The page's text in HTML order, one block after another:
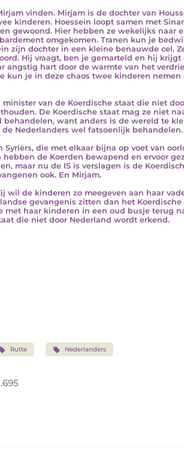
vinden. Mirjam is de dochter van
kinderen. Hoessein loopt samen met
gewoond. Hier hebben ze wekelijks naar
omgekomen. Tranen kun je
zijn dochter in een kleine benauwde cel.
Hij vraagt, ben je gemarteld en hij krijgt
angstig hart door de warmte van het
kun je in deze chaos twee kinderen nemen
van de Koerdische staat die niet
De Koerdische staat mag ze niet
want anders is de wereld te
Nederlanders wel fatsoenlijk behandelen.
die met elkaar bijna op voet van
de Koerden bewapend en ervoor
maar nu de IS is verslagen is de
ook. En Mirjam.
wil de kinderen zo meegeven aan haar
gevangenis zitten dan het
met haar kinderen in een oud busje terug
die niet door Nederland wordt erkend.
Rutte Nederlanders